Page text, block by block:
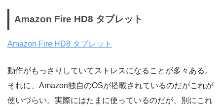
Amazon Fire HD8 タブレット
Amazon Fire HD8 タブレット
動作がもっさりしていてストレスになることが多々ある。
それに、Amazon独自のOSが搭載されているのだがこれが
使いづらい。実際にはたまに使っているのだが、別にこれ